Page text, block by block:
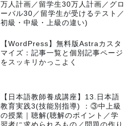
万人計画／留学生30万人計画／グロ
ーバル30／留学生が受けるテスト／
初級・中級・上級の違い)
【WordPress】無料版Astraカスタ
マイズ：記事一覧と個別記事ページ
をスッキリかっこよく
【日本語教師養成講座】13.日本語
教育実践3(技能別指導) ：③中上級
の授業｜聴解(聴解のポイント／学